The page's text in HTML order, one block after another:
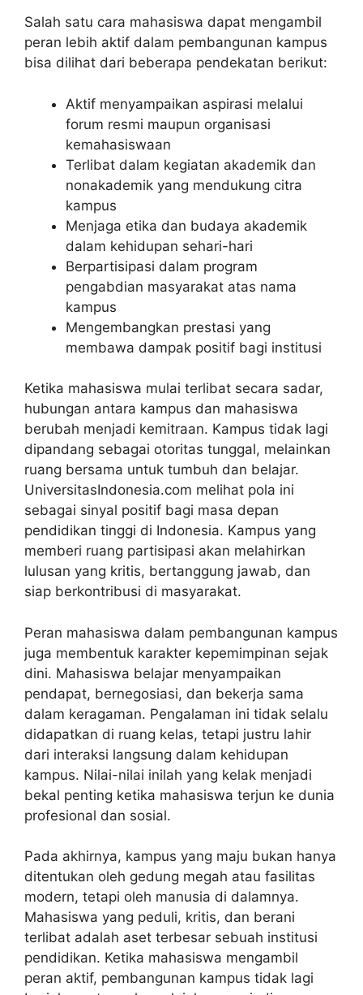
Salah satu cara mahasiswa dapat mengambil
peran lebih aktif dalam pembangunan kampus
bisa dilihat dari beberapa pendekatan berikut:
Aktif menyampaikan aspirasi melalui
forum resmi maupun organisasi
kemahasiswaan
Terlibat dalam kegiatan akademik dan
nonakademik yang mendukung citra
kampus
Menjaga etika dan budaya akademik
dalam kehidupan sehari-hari
Berpartisipasi dalam program
pengabdian masyarakat atas nama
kampus
Mengembangkan prestasi yang
membawa dampak positif bagi institusi
Ketika mahasiswa mulai terlibat secara sadar,
hubungan antara kampus dan mahasiswa
berubah menjadi kemitraan. Kampus tidak lagi
dipandang sebagai otoritas tunggal, melainkan
ruang bersama untuk tumbuh dan belajar.
UniversitasIndonesia.com melihat pola ini
sebagai sinyal positif bagi masa depan
pendidikan tinggi di Indonesia. Kampus yang
memberi ruang partisipasi akan melahirkan
lulusan yang kritis, bertanggung jawab, dan
siap berkontribusi di masyarakat.
Peran mahasiswa dalam pembangunan kampus
juga membentuk karakter kepemimpinan sejak
dini. Mahasiswa belajar menyampaikan
pendapat, bernegosiasi, dan bekerja sama
dalam keragaman. Pengalaman ini tidak selalu
didapatkan di ruang kelas, tetapi justru lahir
dari interaksi langsung dalam kehidupan
kampus. Nilai-nilai inilah yang kelak menjadi
bekal penting ketika mahasiswa terjun ke dunia
profesional dan sosial.
Pada akhirnya, kampus yang maju bukan hanya
ditentukan oleh gedung megah atau fasilitas
modern, tetapi oleh manusia di dalamnya.
Mahasiswa yang peduli, kritis, dan berani
terlibat adalah aset terbesar sebuah institusi
pendidikan. Ketika mahasiswa mengambil
peran aktif, pembangunan kampus tidak lagi